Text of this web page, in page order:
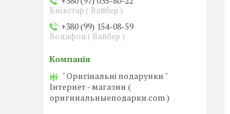
Київстар ( Вайбер )
+380 (99) 154-08-59
Водафон ( Вайбер )
" Оригінальні подарунки "
Інтернет - магазин (
оригинальныеподарки.com )